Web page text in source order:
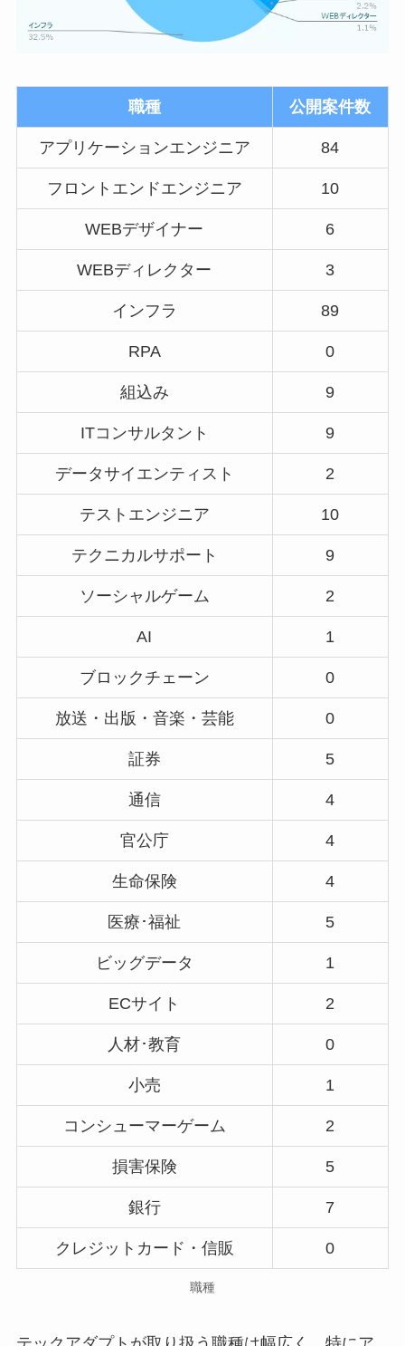
職種 公開案件数
アプリケーションエンジニア 84
フロントエンドエンジニア 10
WEBデザイナー 6
WEBディレクター 3
インフラ 89
RPA 0
組込み 9
ITコンサルタント 9
データサイエンティスト 2
テストエンジニア 10
テクニカルサポート 9
ソーシャルゲーム 2
AI 1
ブロックチェーン 0
放送・出版・音楽・芸能 0
証券 5
通信 4
官公庁 4
生命保険 4
医療･福祉 5
ビッグデータ 1
ECサイト 2
人材･教育 0
小売 1
コンシューマーゲーム 2
損害保険 5
銀行 7
クレジットカード・信販 0
職種